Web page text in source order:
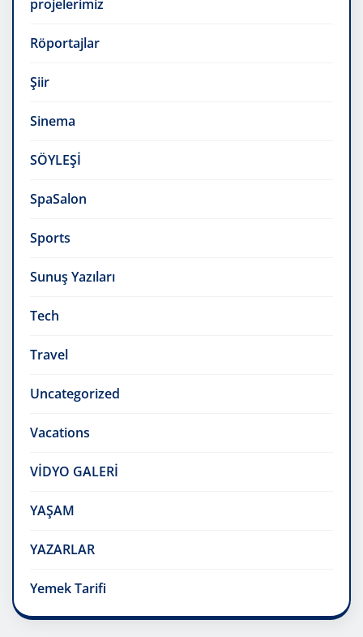
projelerimiz
Röportajlar
Şiir
Sinema
SÖYLEŞİ
SpaSalon
Sports
Sunuş Yazıları
Tech
Travel
Uncategorized
Vacations
VİDYO GALERİ
YAŞAM
YAZARLAR
Yemek Tarifi